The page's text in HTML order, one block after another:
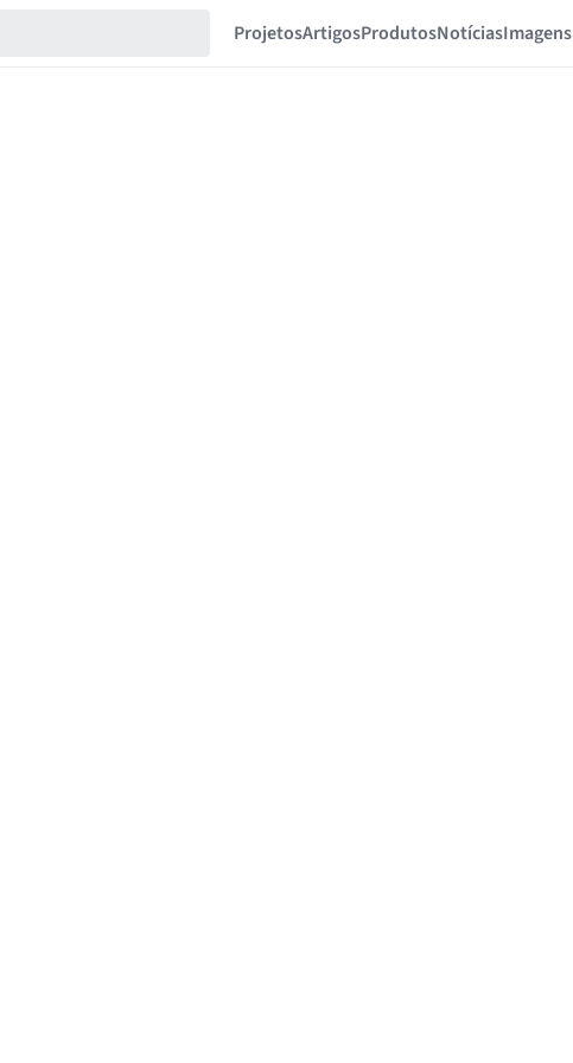
ProjetosArtigosProdutosNotíciasImagens